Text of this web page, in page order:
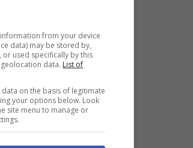
parecchio.
ci sono
in attesa
bianca e di
from your device
data) may be stored by,
or used specifically by this
data. List of
on the basis of legitimate
your options below. Look
site menu to manage or